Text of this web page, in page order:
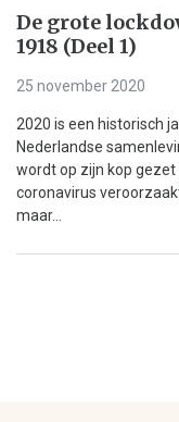
De grote
1918 (Deel 1)
25 november 2020
2020 is een historisch
Nederlandse
wordt op zijn kop
coronavirus
maar...